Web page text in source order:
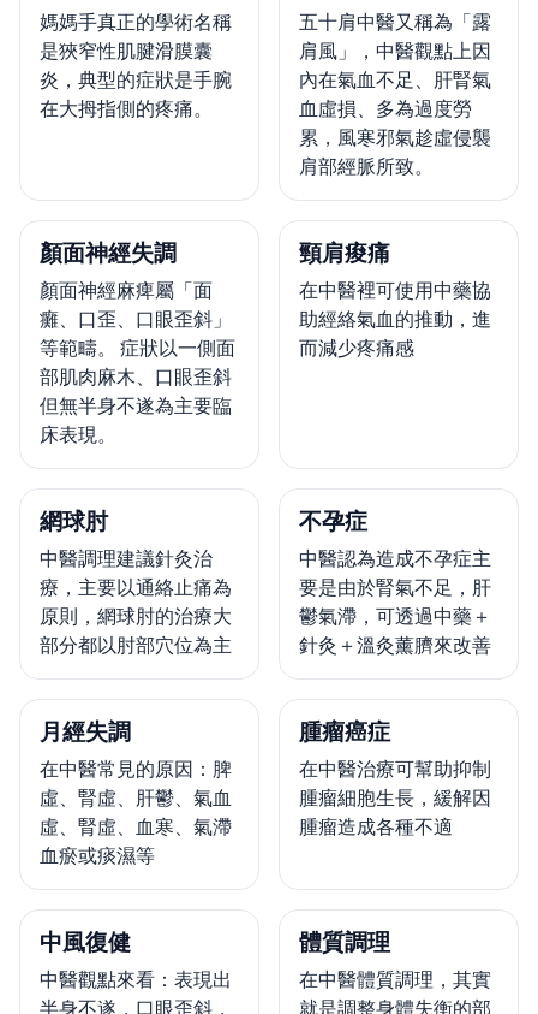
媽媽手真正的學術名稱
是狹窄性肌腱滑膜囊
炎，典型的症狀是手腕
在大拇指側的疼痛。
五十肩中醫又稱為「露
肩風」，中醫觀點上因
內在氣血不足、肝腎氣
血虛損、多為過度勞
累，風寒邪氣趁虛侵襲
肩部經脈所致。
顏面神經失調
顏面神經麻痺屬「面
癱、口歪、口眼歪斜」
等範疇。 症狀以一側面
部肌肉麻木、口眼歪斜
但無半身不遂為主要臨
床表現。
頸肩痠痛
在中醫裡可使用中藥協
助經絡氣血的推動，進
而減少疼痛感
網球肘
中醫調理建議針灸治
療，主要以通絡止痛為
原則，網球肘的治療大
部分都以肘部穴位為主
不孕症
中醫認為造成不孕症主
要是由於腎氣不足，肝
鬱氣滯，可透過中藥＋
針灸＋溫灸薰臍來改善
月經失調
在中醫常見的原因：脾
虛、腎虛、肝鬱、氣血
虛、腎虛、血寒、氣滯
血瘀或痰濕等
腫瘤癌症
在中醫治療可幫助抑制
腫瘤細胞生長，緩解因
腫瘤造成各種不適
中風復健
中醫觀點來看：表現出
半身不遂，口眼歪斜，
體質調理
在中醫體質調理，其實
就是調整身體失衡的部